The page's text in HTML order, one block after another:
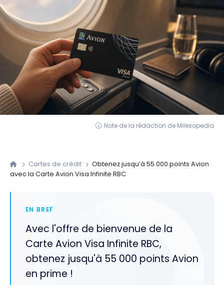
Note de la rédaction de Milesopedia
Cartes de crédit
Obtenez jusqu’à 55 000 points Avion
avec la Carte Avion Visa Infinite RBC
EN BREF
Avec l'offre de bienvenue de la
Carte Avion Visa Infinite RBC,
obtenez jusqu'à 55 000 points Avion
en prime !